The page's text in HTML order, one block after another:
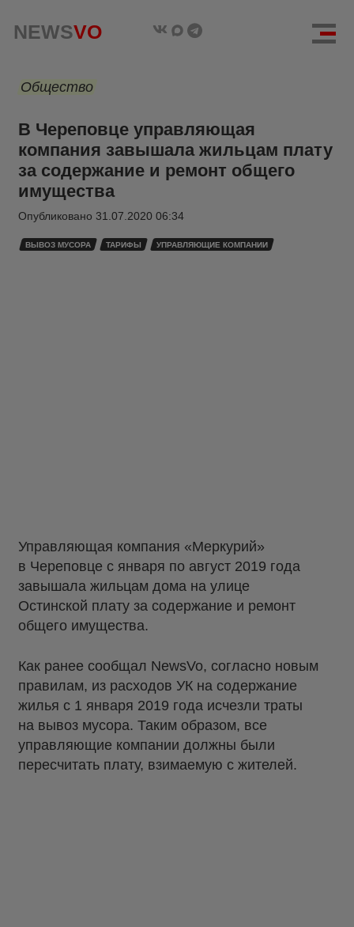
NEWSVO
Общество
В Череповце управляющая
компания завышала жильцам плату
за содержание и ремонт общего
имущества
Опубликовано 31.07.2020 06:34
ВЫВОЗ МУСОРА ТАРИФЫ УПРАВЛЯЮЩИЕ КОМПАНИИ
Управляющая компания «Меркурий»
в Череповце с января по август 2019 года
завышала жильцам дома на улице
Остинской плату за содержание и ремонт
общего имущества.
Как ранее сообщал NewsVo, согласно новым
правилам, из расходов УК на содержание
жилья с 1 января 2019 года исчезли траты
на вывоз мусора. Таким образом, все
управляющие компании должны были
пересчитать плату, взимаемую с жителей.